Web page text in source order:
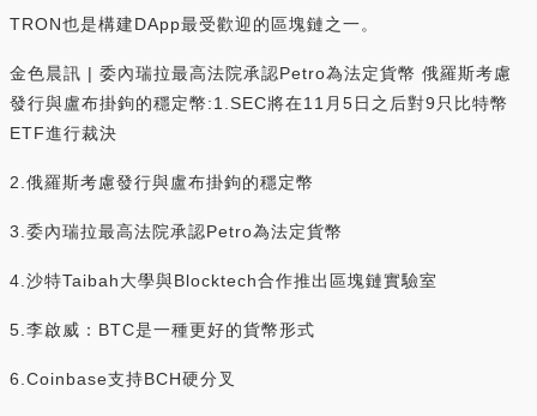
TRON也是構建DApp最受歡迎的區塊鏈之一。
金色晨訊 | 委內瑞拉最高法院承認Petro為法定貨幣 俄羅斯考慮
發行與盧布掛鉤的穩定幣:1.SEC將在11月5日之后對9只比特幣
ETF進行裁決
2.俄羅斯考慮發行與盧布掛鉤的穩定幣
3.委內瑞拉最高法院承認Petro為法定貨幣
4.沙特Taibah大學與Blocktech合作推出區塊鏈實驗室
5.李啟威：BTC是一種更好的貨幣形式
6.Coinbase支持BCH硬分叉